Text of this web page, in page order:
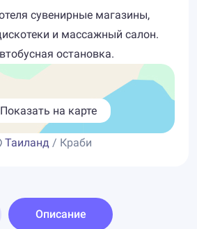
сувенирные магазины,
и массажный салон.
остановка.
Показать на карте
Таиланд / Краби
Описание